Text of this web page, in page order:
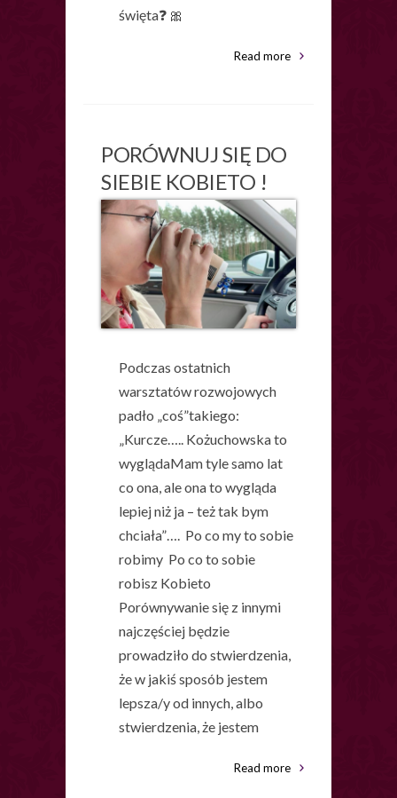
święta❓ 🎀
Read more
PORÓWNUJ SIĘ DO
SIEBIE KOBIETO !
Podczas ostatnich
warsztatów rozwojowych
padło „coś”takiego:
„Kurcze….. Kożuchowska to
wyglądaMam tyle samo lat
co ona, ale ona to wygląda
lepiej niż ja – też tak bym
chciała”…. Po co my to sobie
robimy Po co to sobie
robisz Kobieto
Porównywanie się z innymi
najczęściej będzie
prowadziło do stwierdzenia,
że w jakiś sposób jestem
lepsza/y od innych, albo
stwierdzenia, że jestem
Read more